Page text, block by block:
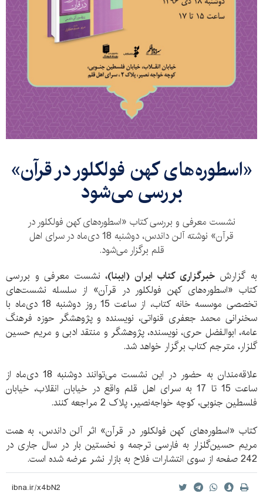
«اسطوره‌های کهن فولکلور در قرآن»
بررسی می‌شود
نشست معرفی و بررسی کتاب «اسطوره‌های کهن فولکلور در
قرآن» نوشته آلن داندس، دوشنبه 18 دی‌ماه در سرای اهل
قلم برگزار می‌شود.
به گزارشخبرگزاری کتاب ایران (ایبنا)،نشست معرفی و بررسی
کتاب «اسطوره‌های کهن فولکلور در قرآن» از سلسله نشست‌های
تخصصی موسسه خانه کتاب، از ساعت 15 روز دوشنبه 18 دی‌ماه با
سخنرانی محمد جعفری قنواتی، نویسنده و پژوهشگر حوزه فرهنگ
عامه، ابوالفضل حری، نویسنده، پژوهشگر و منتقد ادبی و مریم حسین
گلزار، مترجم کتاب برگزار خواهد شد.
علاقه‌مندان به حضور در این نشست می‌توانند دوشنبه 18 دی‌ماه از
ساعت 15 تا 17 به سرای اهل قلم واقع در خیابان انقلاب، خیابان
فلسطین جنوبی، کوچه خواجه‌نصیر، پلاک 2 مراجعه کنند.
کتاب «اسطوره‌های کهن فولکلور در قرآن» اثر آلن داندس، به همت
مریم حسین‌گلزار به فارسی ترجمه و نخستین بار در سال جاری در
242 صفحه از سوی انتشارات فلاح به بازار نشر عرضه شده است.